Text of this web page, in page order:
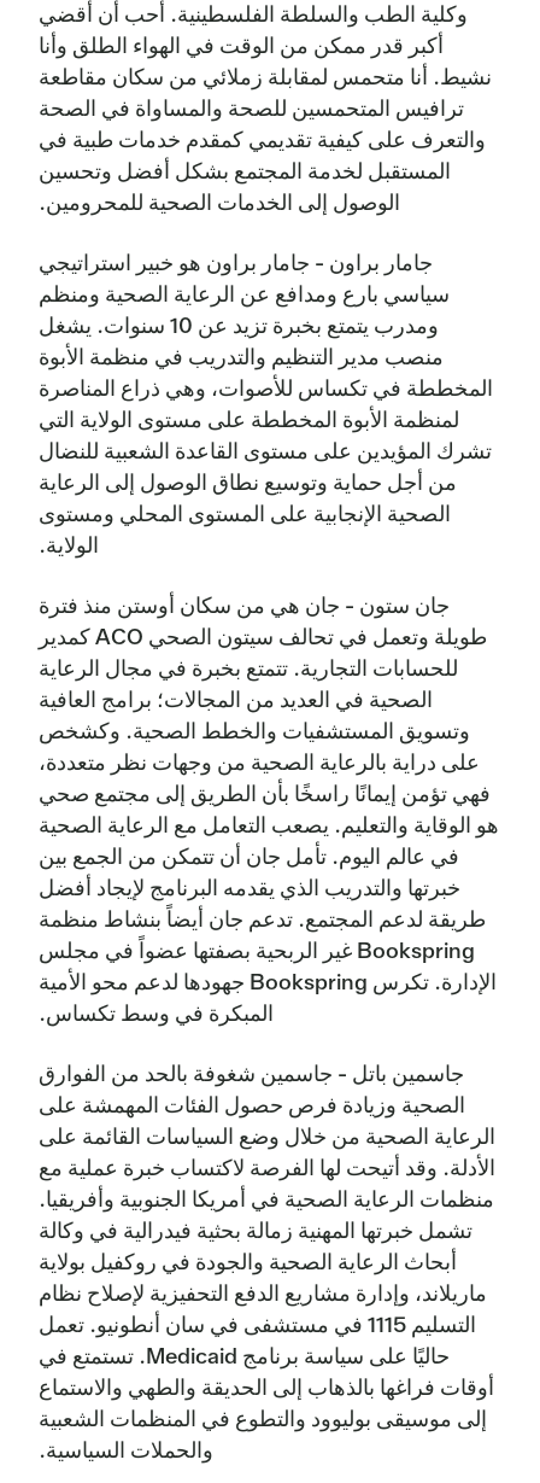
وكلية الطب والسلطة الفلسطينية. أحب أن أقضي
أكبر قدر ممكن من الوقت في الهواء الطلق وأنا
نشيط. أنا متحمس لمقابلة زملائي من سكان مقاطعة
ترافيس المتحمسين للصحة والمساواة في الصحة
والتعرف على كيفية تقديمي كمقدم خدمات طبية في
المستقبل لخدمة المجتمع بشكل أفضل وتحسين
الوصول إلى الخدمات الصحية للمحرومين.
جامار براون - جامار براون هو خبير استراتيجي
سياسي بارع ومدافع عن الرعاية الصحية ومنظم
ومدرب يتمتع بخبرة تزيد عن 10 سنوات. يشغل
منصب مدير التنظيم والتدريب في منظمة الأبوة
المخططة في تكساس للأصوات، وهي ذراع المناصرة
لمنظمة الأبوة المخططة على مستوى الولاية التي
تشرك المؤيدين على مستوى القاعدة الشعبية للنضال
من أجل حماية وتوسيع نطاق الوصول إلى الرعاية
الصحية الإنجابية على المستوى المحلي ومستوى
الولاية.
جان ستون - جان هي من سكان أوستن منذ فترة
طويلة وتعمل في تحالف سيتون الصحي ACO كمدير
للحسابات التجارية. تتمتع بخبرة في مجال الرعاية
الصحية في العديد من المجالات؛ برامج العافية
وتسويق المستشفيات والخطط الصحية. وكشخص
على دراية بالرعاية الصحية من وجهات نظر متعددة،
فهي تؤمن إيمانًا راسخًا بأن الطريق إلى مجتمع صحي
هو الوقاية والتعليم. يصعب التعامل مع الرعاية الصحية
في عالم اليوم. تأمل جان أن تتمكن من الجمع بين
خبرتها والتدريب الذي يقدمه البرنامج لإيجاد أفضل
طريقة لدعم المجتمع. تدعم جان أيضاً بنشاط منظمة
Bookspring غير الربحية بصفتها عضواً في مجلس
الإدارة. تكرس Bookspring جهودها لدعم محو الأمية
المبكرة في وسط تكساس.
جاسمين باتل - جاسمين شغوفة بالحد من الفوارق
الصحية وزيادة فرص حصول الفئات المهمشة على
الرعاية الصحية من خلال وضع السياسات القائمة على
الأدلة. وقد أتيحت لها الفرصة لاكتساب خبرة عملية مع
منظمات الرعاية الصحية في أمريكا الجنوبية وأفريقيا.
تشمل خبرتها المهنية زمالة بحثية فيدرالية في وكالة
أبحاث الرعاية الصحية والجودة في روكفيل بولاية
ماريلاند، وإدارة مشاريع الدفع التحفيزية لإصلاح نظام
التسليم 1115 في مستشفى في سان أنطونيو. تعمل
حاليًا على سياسة برنامج Medicaid. تستمتع في
أوقات فراغها بالذهاب إلى الحديقة والطهي والاستماع
إلى موسيقى بوليوود والتطوع في المنظمات الشعبية
والحملات السياسية.